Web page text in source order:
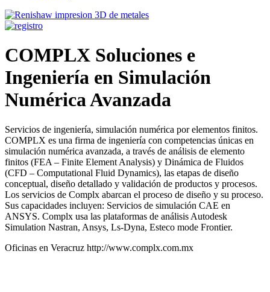
COMPLX Soluciones e
Ingeniería en Simulación
Numérica Avanzada
Servicios de ingeniería, simulación numérica por elementos finitos.
COMPLX es una firma de ingeniería con competencias únicas en
simulación numérica avanzada, a través de análisis de elemento
finitos (FEA – Finite Element Analysis) y Dinámica de Fluidos
(CFD – Computational Fluid Dynamics), las etapas de diseño
conceptual, diseño detallado y validación de productos y procesos.
Los servicios de Complx abarcan el proceso de diseño y su proceso.
Sus capacidades incluyen: Servicios de simulación CAE en
ANSYS. Complx usa las plataformas de análisis Autodesk
Simulation Nastran, Ansys, Ls-Dyna, Esteco mode Frontier.
Oficinas en Veracruz http://www.complx.com.mx